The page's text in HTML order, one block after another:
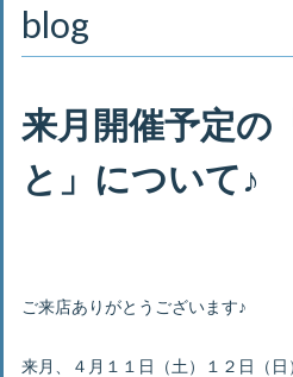
blog
来月開催予定の
と」について♪
ご来店ありがとうございます♪
来月、４月１１日（土）１２日（日